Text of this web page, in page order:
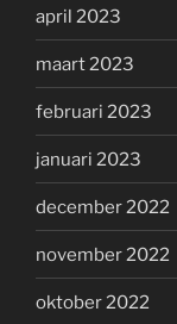
april 2023
maart 2023
februari 2023
januari 2023
december 2022
november 2022
oktober 2022